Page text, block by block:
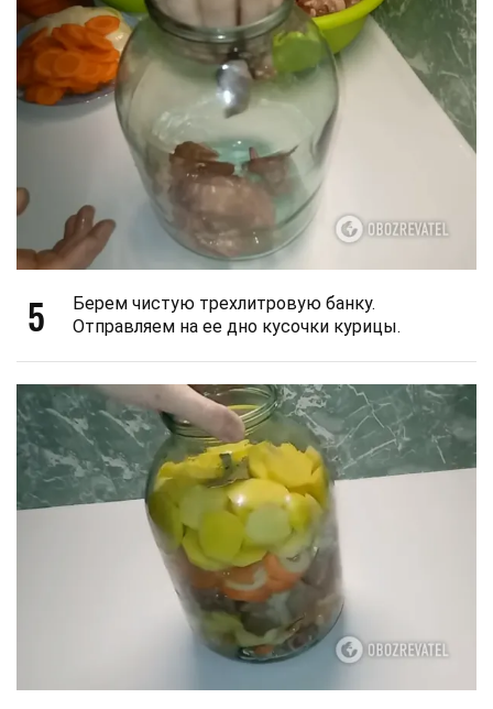
5
Берем чистую трехлитровую банку.
Отправляем на ее дно кусочки курицы.